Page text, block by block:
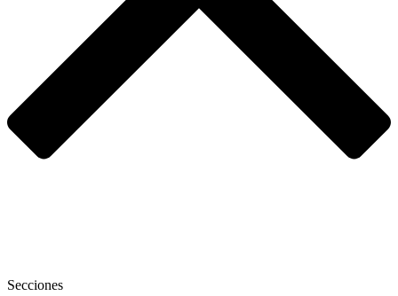
Secciones